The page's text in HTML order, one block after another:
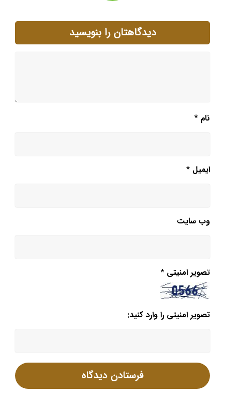
دیدگاهتان را بنویسید
نام *
ایمیل *
وب‌ سایت
تصویر امنیتی *
تصویر امنیتی را وارد کنید: